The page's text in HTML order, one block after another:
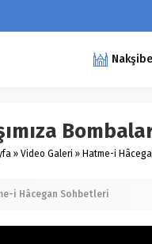
» Video Galeri » Hatme-i
i Hâcegan Sohbetleri